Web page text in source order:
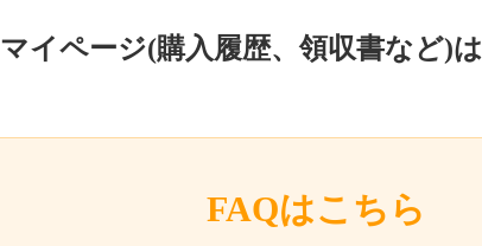
マイページ(購入履歴、領収書など)は
FAQはこちら